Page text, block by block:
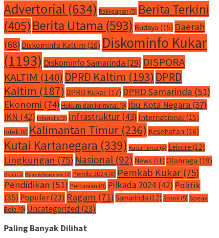
Advertorial (634) Balikpapan (5) Berita Terkini
(405)Berita Utama (593) Budaya (15) Daerah
(68) Diskominfo Kaltim (16) Diskominfo Kukar
(1193) Diskominfo Samarinda (29) DISPORA
KALTIM (140) DPRD Kaltim (193) DPRD
Kaltim (187) DPRD Kukar (17) DPRD Samarinda (51)
Ekonomi (74) Hukum dan Kriminal(9) Ibu Kota Negara (37)
IKN (42) Infografis (3) Infrastruktur (43) International (15)
Iptek(8) Kalimantan Timur (236) Kesehatan (16)
Kutai Kartanegara (339) Kutai Timur (4) Leisure (12)
Lingkungan (75) Nasional (92) News (11) Olahraga (19)
Opini (2) Pajak & Keuangan (2) Pemilu 2024(8) Pemkab Kukar (75)
Pendidikan (51) Pertanian (9) Pilkada 2024(42) Politik
(35) Populer(23) Ragam (71) Samarinda (12) Sosok(5) Speak
Bola (9) Uncategorized (23)
Paling Banyak Dilihat